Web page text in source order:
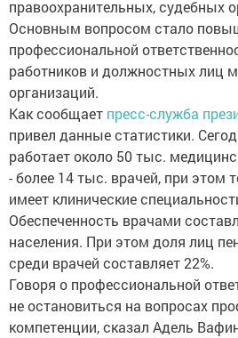
правоохранительных, судебных
Основным вопросом стало
профессиональной
работников и должностных лиц
организаций.
Как сообщает пресс-служба
привел данные статистики.
работает около 50 тыс.
- более 14 тыс. врачей, при этом
имеет клинические
Обеспеченность врачами
населения. При этом доля лиц
среди врачей составляет 22%.
Говоря о профессиональной
не остановиться на вопросах
компетенции, сказал Адель